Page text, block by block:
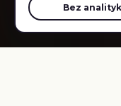
Bez